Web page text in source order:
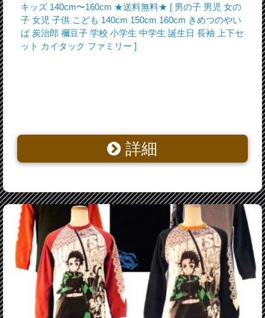
キッズ 140cm〜160cm ★送料無料★ [ 男の子 男児 女の
子 女児 子供 こども 140cm 150cm 160cm きめつのやい
ば 炭治郎 禰豆子 学校 小学生 中学生 誕生日 長袖 上下セ
ット カイタック ファミリー ]
詳細